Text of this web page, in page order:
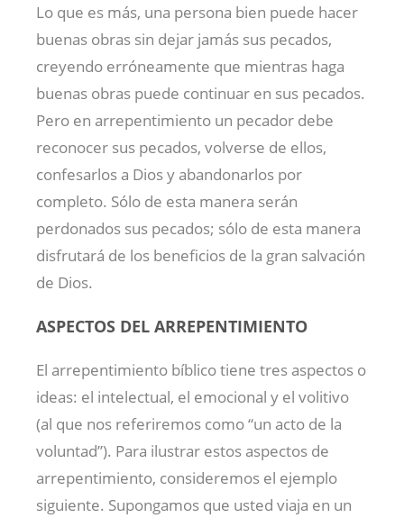
Lo que es más, una persona bien puede hacer
buenas obras sin dejar jamás sus pecados,
creyendo erróneamente que mientras haga
buenas obras puede continuar en sus pecados.
Pero en arrepentimiento un pecador debe
reconocer sus pecados, volverse de ellos,
confesarlos a Dios y abandonarlos por
completo. Sólo de esta manera serán
perdonados sus pecados; sólo de esta manera
disfrutará de los beneficios de la gran salvación
de Dios.
ASPECTOS DEL ARREPENTIMIENTO
El arrepentimiento bíblico tiene tres aspectos o
ideas: el intelectual, el emocional y el volitivo
(al que nos referiremos como “un acto de la
voluntad”). Para ilustrar estos aspectos de
arrepentimiento, consideremos el ejemplo
siguiente. Supongamos que usted viaja en un